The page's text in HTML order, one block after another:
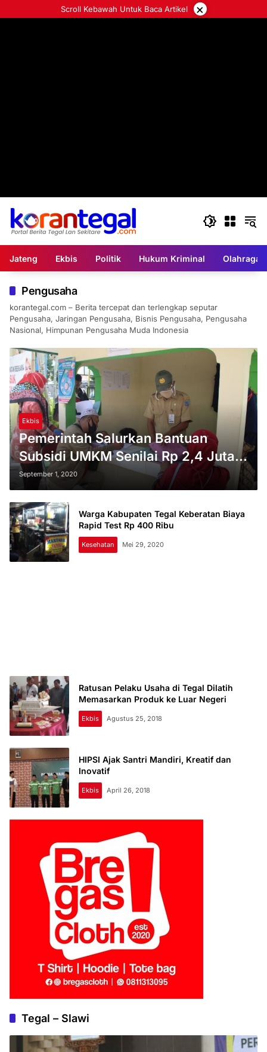
ke
Scroll Kebawah Untuk Baca Artikel ×
Jateng Ekbis Politik Hukum Kriminal Olahraga
Pengusaha
korantegal.com – Berita tercepat dan terlengkap seputar
Pengusaha, Jaringan Pengusaha, Bisnis Pengusaha, Pengusaha
Nasional, Himpunan Pengusaha Muda Indonesia
Ekbis
Pemerintah Salurkan Bantuan
Subsidi UMKM Senilai Rp 2,4 Juta,
Ini Caranya
September 1, 2020
Warga Kabupaten Tegal Keberatan Biaya
Rapid Test Rp 400 Ribu
Kesehatan Mei 29, 2020
Ratusan Pelaku Usaha di Tegal Dilatih
Memasarkan Produk ke Luar Negeri
Ekbis Agustus 25, 2018
HIPSI Ajak Santri Mandiri, Kreatif dan
Inovatif
Ekbis April 26, 2018
Tegal – Slawi